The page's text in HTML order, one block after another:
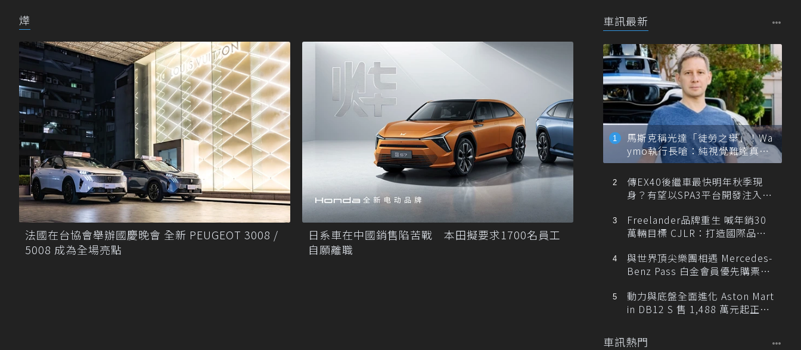
燁
法國在台協會舉辦國慶晚會 全新 PEUGEOT 3008 /
5008 成為全場亮點
日系車在中國銷售陷苦戰 本田擬要求1700名員工
自願離職
車訊最新
馬斯克稱光達「徒勞之舉」！Wa
ymo執行長嗆：純視覺難達真正
自動駕駛
傳EX40後繼車最快明年秋季現
身？有望以SPA3平台開發注入80
Freelander品牌重生 喊年銷30
萬輛目標 CJLR：打造國際品牌
與世界頂尖樂團相遇 Mercedes-
Benz Pass 白金會員優先購票維
動力與底盤全面進化 Aston Mart
in DB12 S 售 1,488 萬元起正式
車訊熱門